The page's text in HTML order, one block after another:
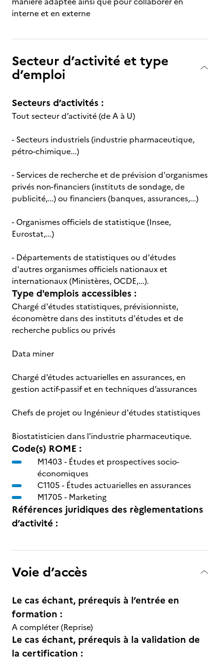
interne et en externe
Secteur d’activité et type
d’emploi
Secteurs d’activités :
Tout secteur d’activité (de A à U)
- Secteurs industriels (industrie pharmaceutique,
pétro-chimique...)
- Services de recherche et de prévision d'organismes
privés non-financiers (instituts de sondage, de
publicité,...) ou financiers (banques, assurances,...)
- Organismes officiels de statistique (Insee,
Eurostat,...)
- Départements de statistiques ou d'études
d'autres organismes officiels nationaux et
internationaux (Ministères, OCDE,...).
Type d'emplois accessibles :
Chargé d'études statistiques, prévisionniste,
économètre dans des instituts d'études et de
recherche publics ou privés
Data miner
Chargé d’études actuarielles en assurances, en
gestion actif-passif et en techniques d’assurances
Chefs de projet ou Ingénieur d'études statistiques
Biostatisticien dans l'industrie pharmaceutique.
Code(s) ROME :
M1403 - Études et prospectives socio-
économiques
C1105 - Études actuarielles en assurances
M1705 - Marketing
Références juridiques des règlementations
d’activité :
Voie d’accès
Le cas échant, prérequis à l’entrée en
formation :
A compléter (Reprise)
Le cas échant, prérequis à la validation de
la certification :